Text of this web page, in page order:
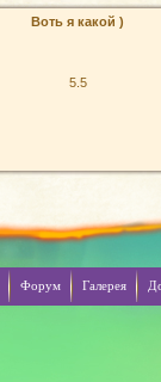
Воть я какой )
5.5
Форум Галерея